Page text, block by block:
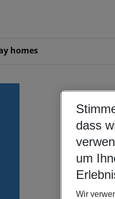
homes
dass
um
Wir